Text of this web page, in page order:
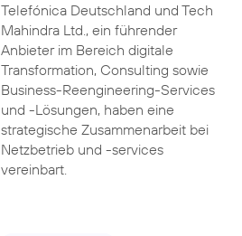
Telefónica Deutschland und Tech
Mahindra Ltd., ein führender
Anbieter im Bereich digitale
Transformation, Consulting sowie
Business-Reengineering-Services
und -Lösungen, haben eine
strategische Zusammenarbeit bei
Netzbetrieb und -services
vereinbart.